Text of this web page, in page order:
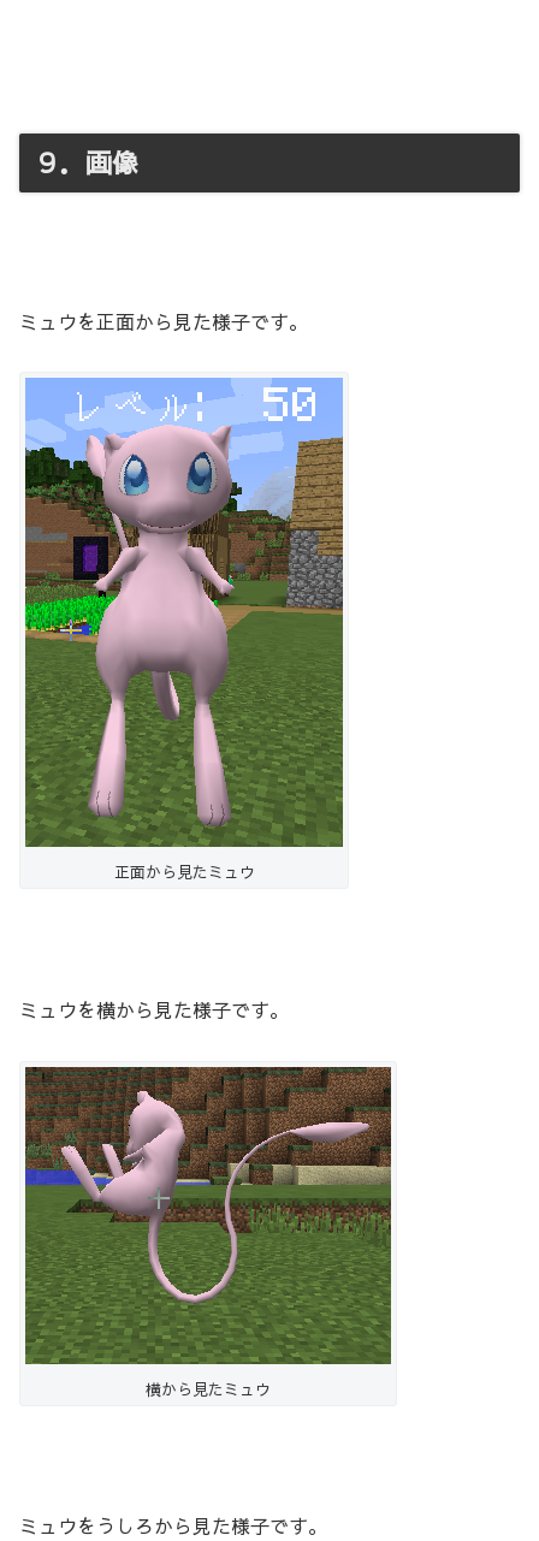
９．画像
ミュウを正面から見た様子です。
正面から見たミュウ
ミュウを横から見た様子です。
横から見たミュウ
ミュウをうしろから見た様子です。